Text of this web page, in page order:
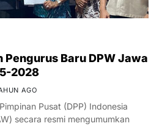
Pengurus Baru DPW Jawa
2028
AGO
Pusat (DPP) Indonesia
secara resmi mengumumkan